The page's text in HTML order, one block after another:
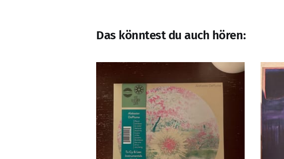
Das könntest du auch hören: